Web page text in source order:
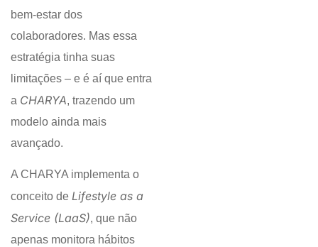
bem-estar dos
colaboradores. Mas essa
estratégia tinha suas
limitações – e é aí que entra
a CHARYA, trazendo um
modelo ainda mais
avançado.
A CHARYA implementa o
conceito de Lifestyle as a
Service (LaaS), que não
apenas monitora hábitos